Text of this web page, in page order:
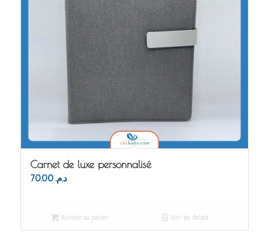
Carnet de luxe personnalisé
د.م. 70.00
Ajouter au panier Voir les détails